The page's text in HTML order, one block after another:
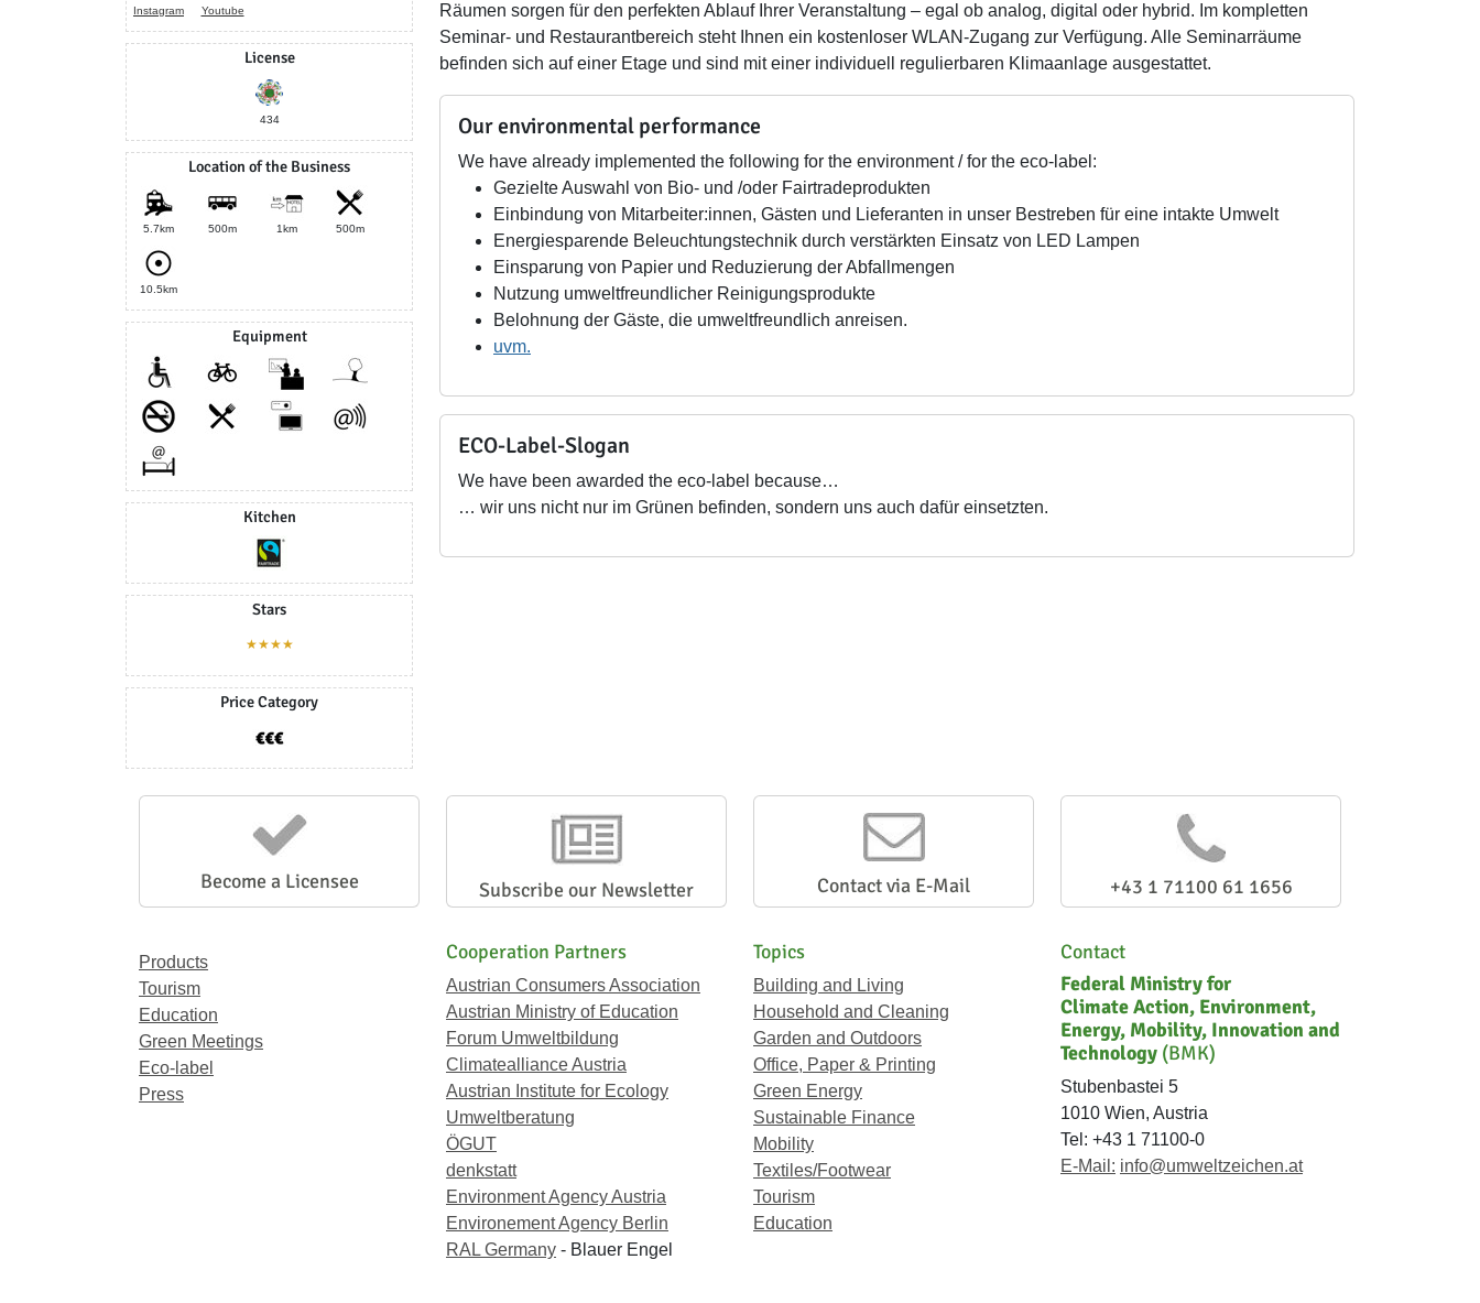
Instagram Youtube
License
434
Location of the Business
5.7km 500m 1km 500m
10.5km
Equipment
Kitchen
Stars
★★★★
Price Category
Räumen sorgen für den perfekten Ablauf Ihrer Veranstaltung – egal ob analog, digital oder hybrid. Im kompletten
Seminar- und Restaurantbereich steht Ihnen ein kostenloser WLAN-Zugang zur Verfügung. Alle Seminarräume
befinden sich auf einer Etage und sind mit einer individuell regulierbaren Klimaanlage ausgestattet.
Our environmental performance
We have already implemented the following for the environment / for the eco-label:
Gezielte Auswahl von Bio- und /oder Fairtradeprodukten
Einbindung von Mitarbeiter:innen, Gästen und Lieferanten in unser Bestreben für eine intakte Umwelt
Energiesparende Beleuchtungstechnik durch verstärkten Einsatz von LED Lampen
Einsparung von Papier und Reduzierung der Abfallmengen
Nutzung umweltfreundlicher Reinigungsprodukte
Belohnung der Gäste, die umweltfreundlich anreisen.
uvm.
ECO-Label-Slogan
We have been awarded the eco-label because…
… wir uns nicht nur im Grünen befinden, sondern uns auch dafür einsetzten.
Become a Licensee Subscribe our Newsletter Contact via E-Mail +43 1 71100 61 1656
Products
Tourism
Education
Green Meetings
Eco-label
Press
Cooperation Partners
Austrian Consumers Association
Austrian Ministry of Education
Forum Umweltbildung
Climatealliance Austria
Austrian Institute for Ecology
Umweltberatung
ÖGUT
denkstatt
Environment Agency Austria
Environement Agency Berlin
RAL Germany - Blauer Engel
Topics
Building and Living
Household and Cleaning
Garden and Outdoors
Office, Paper & Printing
Green Energy
Sustainable Finance
Mobility
Textiles/Footwear
Tourism
Education
Contact
Federal Ministry for
Climate Action, Environment,
Energy, Mobility, Innovation and
Technology (BMK)
Stubenbastei 5
1010 Wien, Austria
Tel: +43 1 71100-0
E-Mail: info@umweltzeichen.at